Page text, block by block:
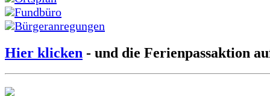
Fundbüro
Bürgeranregungen
Hier klicken - und die Ferienpassaktion